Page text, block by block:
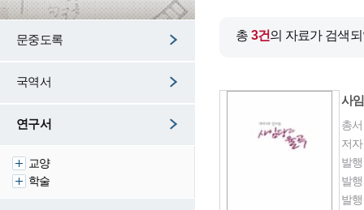
문중도록
국역서
연구서
교양
학술
총 3건의 자료가 검색
사
총
저자
발
발
발